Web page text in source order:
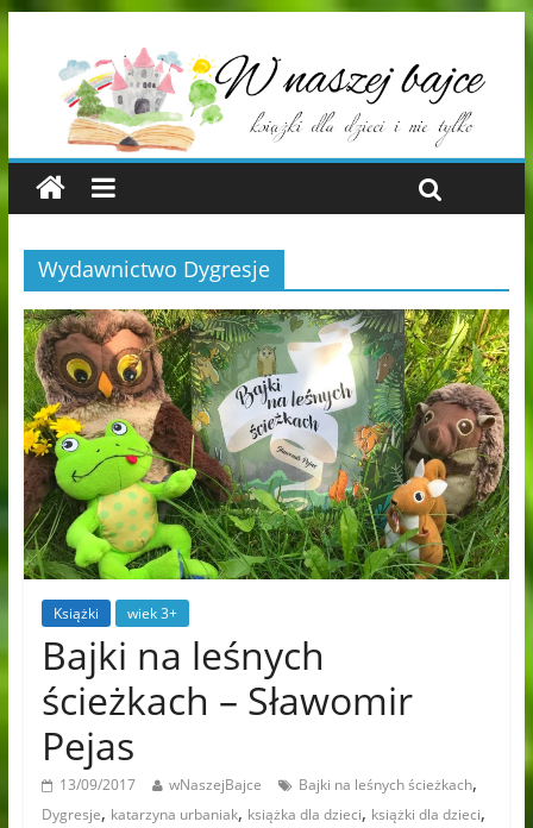
Wydawnictwo Dygresje
Książki wiek 3+
Bajki na leśnych
ścieżkach – Sławomir
Pejas
13/09/2017 wNaszejBajce Bajki na leśnych ścieżkach,
Dygresje, katarzyna urbaniak, książka dla dzieci, książki dla dzieci,